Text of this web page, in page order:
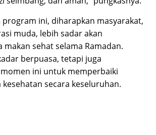
program ini, diharapkan masyarakat,
muda, lebih sadar akan
makan sehat selama Ramadan.
berpuasa, tetapi juga
ini untuk memperbaiki
kesehatan secara keseluruhan.